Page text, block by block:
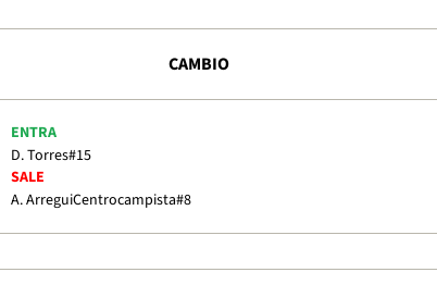
CAMBIO
ENTRA
D. Torres#15
SALE
A. ArreguiCentrocampista#8